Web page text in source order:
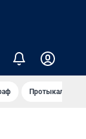
Протыкал